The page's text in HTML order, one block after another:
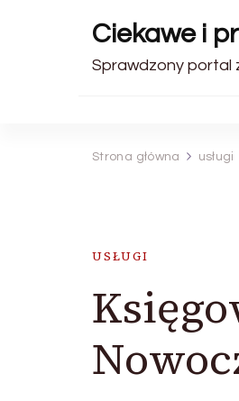
Ciekawe i
Sprawdzony portal
Strona główna usługi
USŁUGI